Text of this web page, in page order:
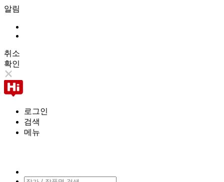
알림
취소
확인
로그인
검색
메뉴